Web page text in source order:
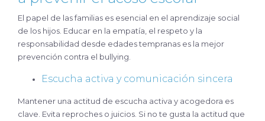
El papel de las familias es esencial en el aprendizaje social
de los hijos. Educar en la empatía, el respeto y la
responsabilidad desde edades tempranas es la mejor
prevención contra el bullying.
Escucha activa y comunicación sincera
Mantener una actitud de escucha activa y acogedora es
clave. Evita reproches o juicios. Si no te gusta la actitud que